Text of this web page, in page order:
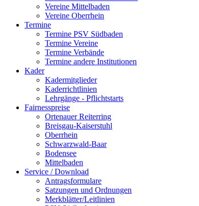
Vereine Mittelbaden
Vereine Oberrhein
Termine
Termine PSV Südbaden
Termine Vereine
Termine Verbände
Termine andere Institutionen
Kader
Kadermitglieder
Kaderrichtlinien
Lehrgänge - Pflichtstarts
Fairnesspreise
Ortenauer Reiterring
Breisgau-Kaiserstuhl
Oberrhein
Schwarzwald-Baar
Bodensee
Mittelbaden
Service / Download
Antragsformulare
Satzungen und Ordnungen
Merkblätter/Leitlinien